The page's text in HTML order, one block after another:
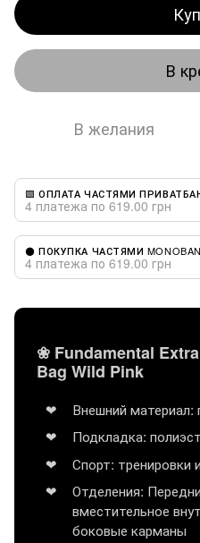
В
В желания
🟩 ОПЛАТА ЧАСТЯМИ
4 платежа по 619.00 грн
⚫ ПОКУПКА ЧАСТЯМИ
4 платежа по 619.00 грн
❀ Fundamental
Bag Wild Pink
Внешний материал:
Подкладка:
Спорт: тренировки
Отделения:
вместительное
боковые карманы